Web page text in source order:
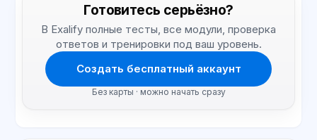
Готовитесь серьёзно?
В Exalify полные тесты, все модули, проверка
ответов и тренировки под ваш уровень.
Создать бесплатный аккаунт
Без карты · можно начать сразу